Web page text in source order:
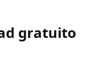
gratuito